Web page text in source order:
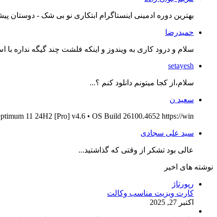
بهترین دوره ادمینی اینستاگرام ابتکاری نو بی شک - دوستان
حمیدرضا
سلام و درود کاری به ویندوز و اینکه فلشت چند گیگه نداره با
setayesh
سلام،از کجا میتونم دانلود کنم ؟...
سعید ن
11 24H2 [Pro] v4.6 • OS Build 26100.4652 https://win...
سید علی سجادی
عالی بود تشکر از وقتی که گذاشتید...
نوشته های اخیر
رپورتاژ
کارت ویزیت مناسب وکالت
اکتبر 27, 2025